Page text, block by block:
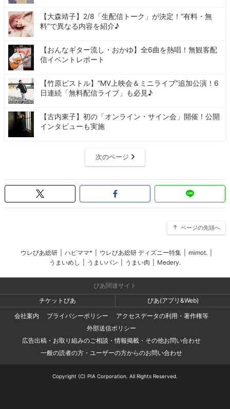
【大森靖子】2/8「生配信トーク」が決定！“有料・無
料”で異なる内容を紹介♪
【おんなギター流し・おかゆ】全6曲を熱唱！無観客配
信イベントレポート
【竹原ピストル】“MV上映会＆ミニライブ”追加公演！6
日連続「無料配信ライブ」も必見♪
【古内東子】初の「オンライン・サイン会」開催！公開
インタビューも実施
次のページ
ページの先頭へ
ウレぴあ総研 ハピママ* ウレぴあ総研 ディズニー特集 mimot.
うまいめし
うまいパン うまい肉 Medery.
ぴあ関連サイト
チケットぴあ
ぴあ(アプリ&Web)
会社案内
プライバシーポリシー
アクセスデータの利用・著作権等
外部送信ポリシー
広告出稿・お取り組みのご相談・情報掲載・その他お問い合わせ
一般の読者の方・ユーザーの方からのお問い合わせ
Copyright (C) PIA Corporation. All Rights Reserved.